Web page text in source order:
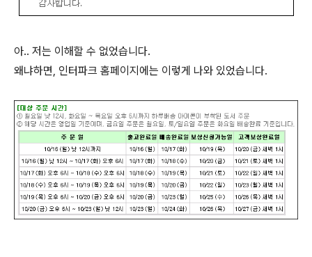
아.. 저는 이해할 수 없었습니다.
왜냐하면, 인터파크 홈페이지에는 이렇게 나와 있었습니다.